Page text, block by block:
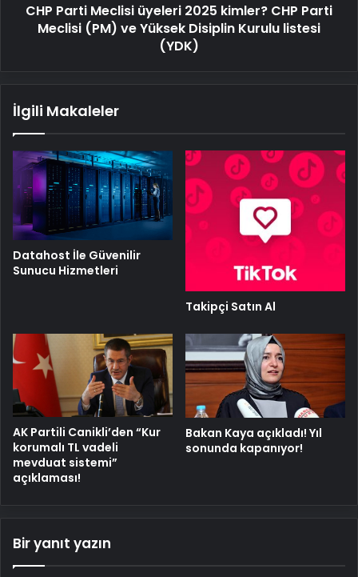
(PM)
(YDK)
CHP Parti Meclisi üyeleri 2025 kimler? CHP Parti
Meclisi (PM) ve Yüksek Disiplin Kurulu listesi
(YDK)
İlgili Makaleler
Datahost İle Güvenilir
Sunucu Hizmetleri
Takipçi Satın Al
AK Partili Canikli’den “Kur
korumalı TL vadeli
mevduat sistemi”
açıklaması!
Bakan Kaya açıkladı! Yıl
sonunda kapanıyor!
Bir yanıt yazın